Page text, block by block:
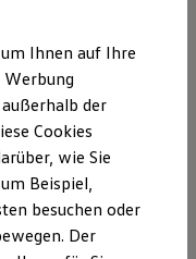
Buzz
Caravelle
Amarok
Modelle
Ihnen auf Ihre
der
Cookies
wie Sie
Beispiel,
besuchen oder
Der